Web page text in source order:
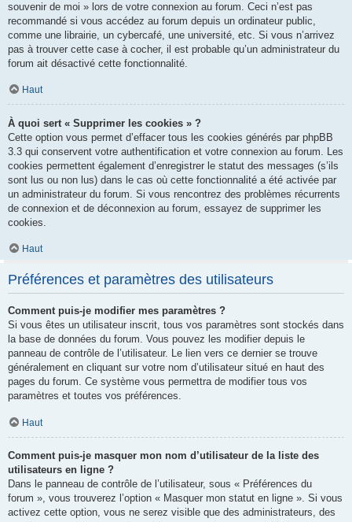
souvenir de moi » lors de votre connexion au forum. Ceci n’est pas
recommandé si vous accédez au forum depuis un ordinateur public,
comme une librairie, un cybercafé, une université, etc. Si vous n’arrivez
pas à trouver cette case à cocher, il est probable qu’un administrateur du
forum ait désactivé cette fonctionnalité.
Haut
À quoi sert « Supprimer les cookies » ?
Cette option vous permet d’effacer tous les cookies générés par phpBB
3.3 qui conservent votre authentification et votre connexion au forum. Les
cookies permettent également d’enregistrer le statut des messages (s’ils
sont lus ou non lus) dans le cas où cette fonctionnalité a été activée par
un administrateur du forum. Si vous rencontrez des problèmes récurrents
de connexion et de déconnexion au forum, essayez de supprimer les
cookies.
Haut
Préférences et paramètres des utilisateurs
Comment puis-je modifier mes paramètres ?
Si vous êtes un utilisateur inscrit, tous vos paramètres sont stockés dans
la base de données du forum. Vous pouvez les modifier depuis le
panneau de contrôle de l’utilisateur. Le lien vers ce dernier se trouve
généralement en cliquant sur votre nom d’utilisateur situé en haut des
pages du forum. Ce système vous permettra de modifier tous vos
paramètres et toutes vos préférences.
Haut
Comment puis-je masquer mon nom d’utilisateur de la liste des
utilisateurs en ligne ?
Dans le panneau de contrôle de l’utilisateur, sous « Préférences du
forum », vous trouverez l’option « Masquer mon statut en ligne ». Si vous
activez cette option, vous ne serez visible que des administrateurs, des